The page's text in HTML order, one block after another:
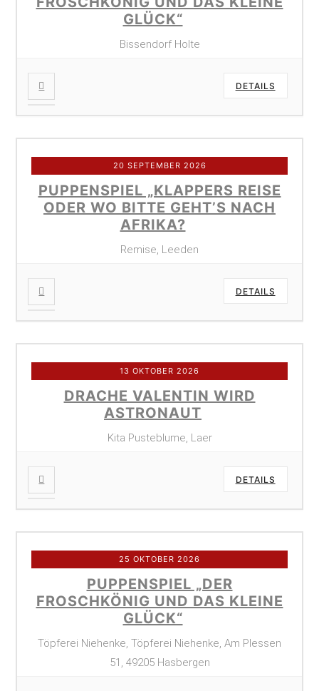
GLÜCK“
Bissendorf Holte
DETAILS
20 SEPTEMBER 2026
PUPPENSPIEL „KLAPPERS REISE
ODER WO BITTE GEHT’S NACH
AFRIKA?
Remise, Leeden
DETAILS
13 OKTOBER 2026
DRACHE VALENTIN WIRD
ASTRONAUT
Kita Pusteblume, Laer
DETAILS
25 OKTOBER 2026
PUPPENSPIEL „DER
FROSCHKÖNIG UND DAS KLEINE
GLÜCK“
Töpferei Niehenke, Töpferei Niehenke, Am Plessen
51, 49205 Hasbergen